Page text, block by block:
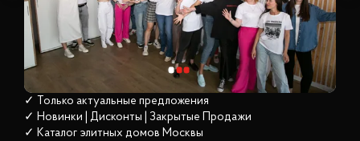
✓ Только актуальные предложения
✓ Новинки | Дисконты | Закрытые Продажи
✓ Каталог элитных домов Москвы